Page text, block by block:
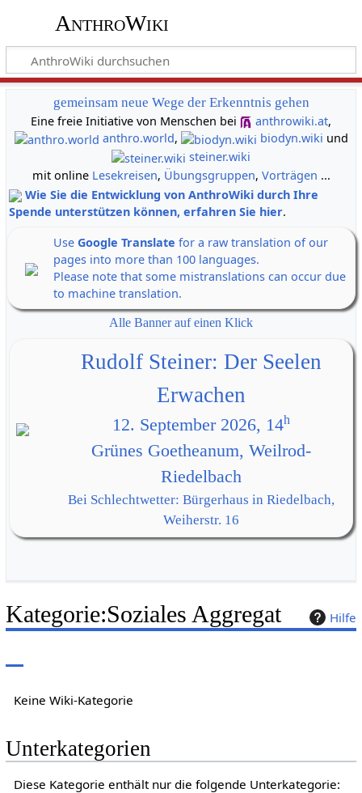
AnthroWiki
gemeinsam neue Wege der Erkenntnis gehen
Eine freie Initiative von Menschen bei
anthrowiki.at,
anthro.world, biodyn.wiki und
steiner.wiki
mit online Lesekreisen, Übungsgruppen, Vorträgen ...
Wie Sie die Entwicklung von AnthroWiki durch Ihre
Spende unterstützen können, erfahren Sie hier.
Use Google Translate for a raw translation of our
pages into more than 100 languages.
Please note that some mistranslations can occur due
to machine translation.
Alle Banner auf einen Klick
Rudolf Steiner: Der Seelen
Erwachen
12. September 2026, 14h
Grünes Goetheanum, Weilrod-
Riedelbach
Bei Schlechtwetter: Bürgerhaus in Riedelbach,
Weiherstr. 16
Hilfe
Kategorie:Soziales Aggregat
Keine Wiki-Kategorie
Unterkategorien
Diese Kategorie enthält nur die folgende Unterkategorie: